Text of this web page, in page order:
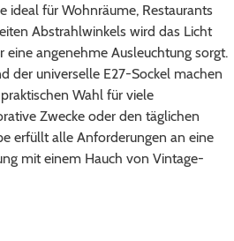
ideal für Wohnräume, Restaurants
Abstrahlwinkels wird das Licht
eine angenehme Ausleuchtung sorgt.
der universelle E27-Sockel machen
Wahl für viele
Zwecke oder den täglichen
erfüllt alle Anforderungen an eine
mit einem Hauch von Vintage-